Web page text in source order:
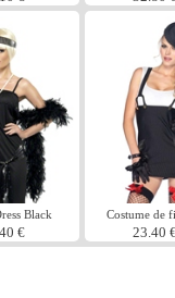
Black
€
Costume de
23.40